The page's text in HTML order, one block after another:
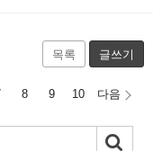
목록 글쓰기
8 9 10 다음